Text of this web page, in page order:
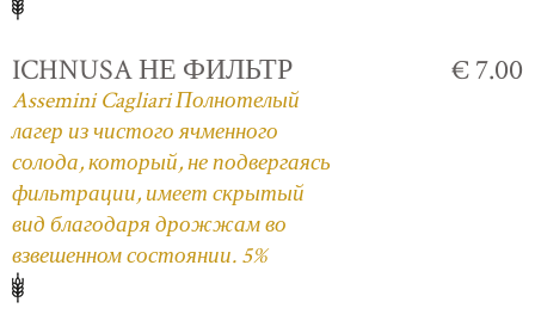
ICHNUSA НЕ ФИЛЬТР
Assemini Cagliari Полнотелый
лагер из чистого ячменного
солода, который, не подвергаясь
фильтрации, имеет скрытый
вид благодаря дрожжам во
взвешенном состоянии. 5%
€ 7.00